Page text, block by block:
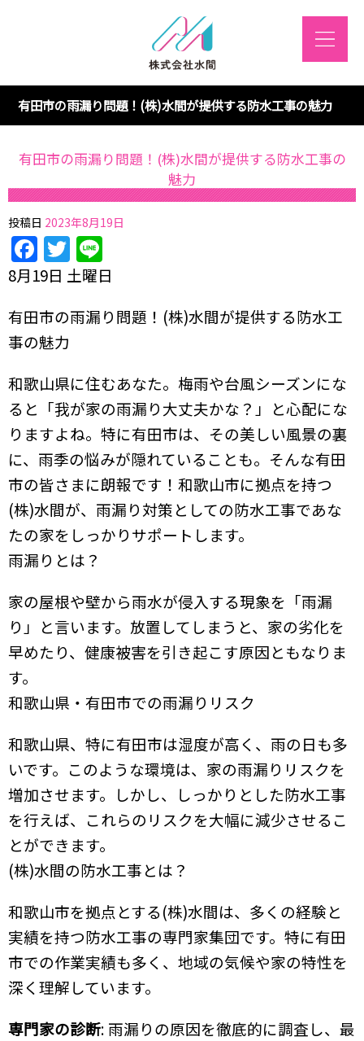
有田市の雨漏り問題！(株)水間が提供する防水工事の魅力
有田市の雨漏り問題！(株)水間が提供する防水工事の
魅力
投稿日 2023年8月19日
Facebook
Twitter
8月19日 土曜日
有田市の雨漏り問題！(株)水間が提供する防水工
事の魅力
和歌山県に住むあなた。梅雨や台風シーズンにな
ると「我が家の雨漏り大丈夫かな？」と心配にな
りますよね。特に有田市は、その美しい風景の裏
に、雨季の悩みが隠れていることも。そんな有田
市の皆さまに朗報です！和歌山市に拠点を持つ
(株)水間が、雨漏り対策としての防水工事であな
たの家をしっかりサポートします。
雨漏りとは？
家の屋根や壁から雨水が侵入する現象を「雨漏
り」と言います。放置してしまうと、家の劣化を
早めたり、健康被害を引き起こす原因ともなりま
す。
和歌山県・有田市での雨漏りリスク
和歌山県、特に有田市は湿度が高く、雨の日も多
いです。このような環境は、家の雨漏りリスクを
増加させます。しかし、しっかりとした防水工事
を行えば、これらのリスクを大幅に減少させるこ
とができます。
(株)水間の防水工事とは？
和歌山市を拠点とする(株)水間は、多くの経験と
実績を持つ防水工事の専門家集団です。特に有田
市での作業実績も多く、地域の気候や家の特性を
深く理解しています。
専門家の診断: 雨漏りの原因を徹底的に調査し、最